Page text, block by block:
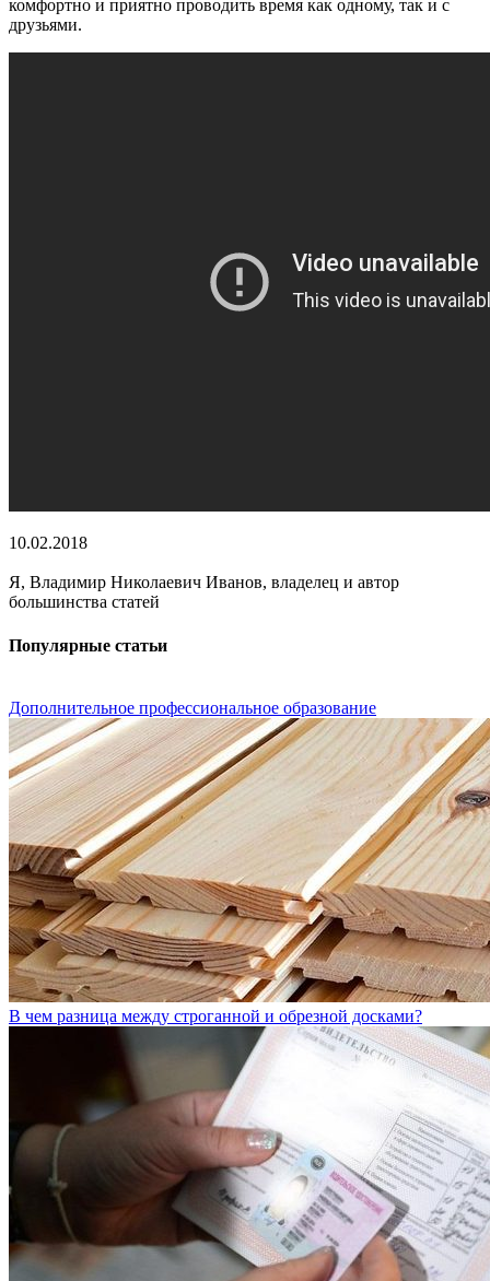
комфортно и приятно проводить время как одному, так и с
друзьями.
10.02.2018
Я, Владимир Николаевич Иванов, владелец и автор
большинства статей
Популярные статьи
Дополнительное профессиональное образование
В чем разница между строганной и обрезной досками?